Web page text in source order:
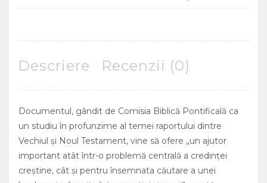
Descriere Recenzii (0)
Documentul, gândit de Comisia Biblică Pontificală ca
un studiu în profunzime al temei raportului dintre
Vechiul şi Noul Testament, vine să ofere „un ajutor
important atât într-o problemă centrală a credinţei
creştine, cât şi pentru însemnata căutare a unei